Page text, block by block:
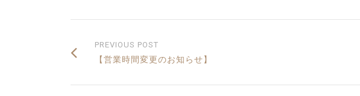
PREVIOUS POST
【営業時間変更のお知らせ】